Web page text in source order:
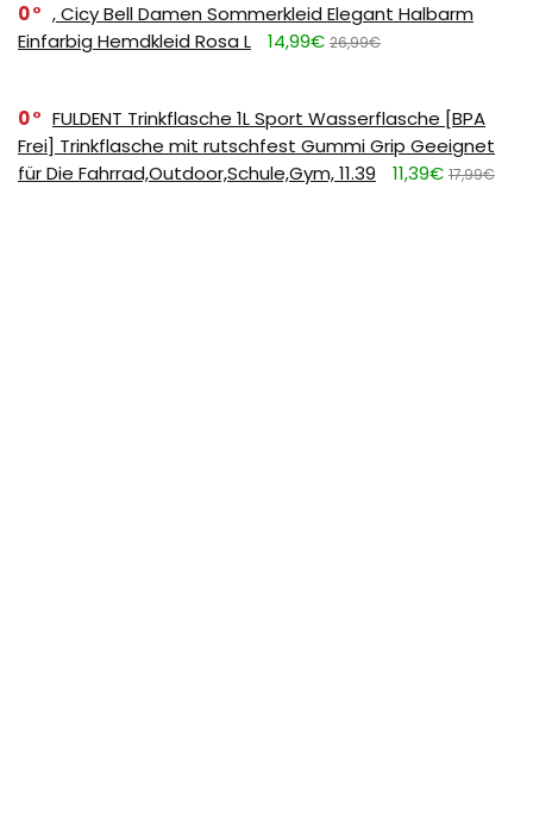
0
, Cicy Bell Damen Sommerkleid Elegant Halbarm
Einfarbig Hemdkleid Rosa L
14,99€ 26,99€
0
FULDENT Trinkflasche 1L Sport Wasserflasche [BPA
Frei] Trinkflasche mit rutschfest Gummi Grip Geeignet
für Die Fahrrad,Outdoor,Schule,Gym, 11.39
11,39€ 17,99€